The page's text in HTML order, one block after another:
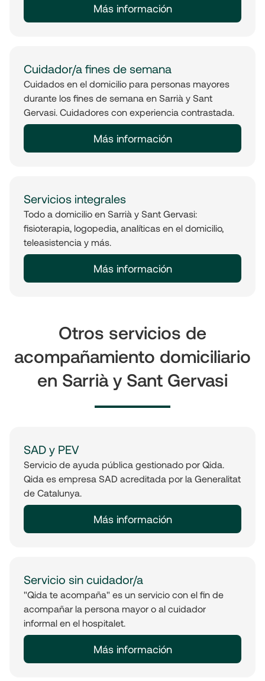
Más información
Cuidador/a fines de semana
Cuidados en el domicilio para personas mayores
durante los fines de semana en Sarrià y Sant
Gervasi. Cuidadores con experiencia contrastada.
Más información
Servicios integrales
Todo a domicilio en Sarrià y Sant Gervasi:
fisioterapia, logopedia, analíticas en el domicilio,
teleasistencia y más.
Más información
Otros servicios de
acompañamiento domiciliario
en Sarrià y Sant Gervasi
SAD y PEV
Servicio de ayuda pública gestionado por Qida.
Qida es empresa SAD acreditada por la Generalitat
de Catalunya.
Más información
Servicio sin cuidador/a
"Qida te acompaña" es un servicio con el fin de
acompañar la persona mayor o al cuidador
informal en el hospitalet.
Más información